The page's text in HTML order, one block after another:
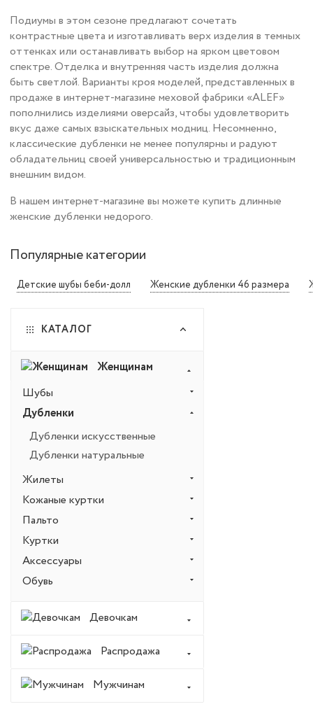
Подиумы в этом сезоне предлагают сочетать
контрастные цвета и изготавливать верх изделия в темных
оттенках или останавливать выбор на ярком цветовом
спектре. Отделка и внутренняя часть изделия должна
быть светлой. Варианты кроя моделей, представленных в
продаже в интернет-магазине меховой фабрики «ALEF»
пополнились изделиями оверсайз, чтобы удовлетворить
вкус даже самых взыскательных модниц. Несомненно,
классические дубленки не менее популярны и радуют
обладательниц своей универсальностью и традиционным
внешним видом.
В нашем интернет-магазине вы можете купить длинные
женские дубленки недорого.
Популярные категории
Детские шубы беби-долл Женские дубленки 46 размера
КАТАЛОГ
Женщинам
Шубы
Дубленки
Дубленки искусственные
Дубленки натуральные
Жилеты
Кожаные куртки
Пальто
Куртки
Аксессуары
Обувь
Девочкам
Распродажа
Мужчинам